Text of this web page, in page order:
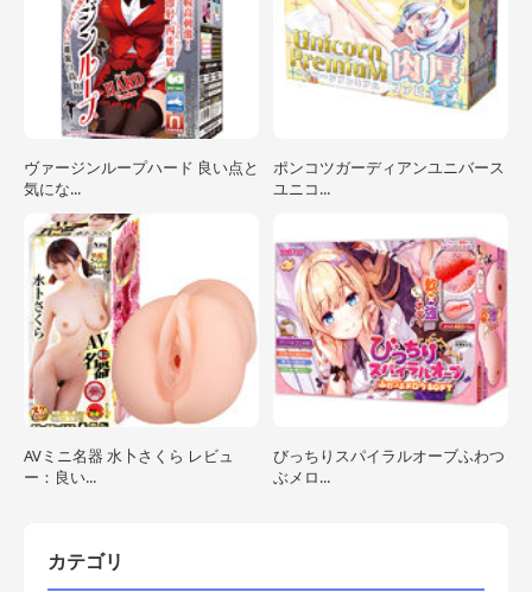
ヴァージンループハード 良い点と
気にな...
ポンコツガーディアンユニバース
ユニコ...
AVミニ名器 水卜さくら レビュ
ー：良い...
びっちりスパイラルオーブふわつ
ぶメロ...
カテゴリ